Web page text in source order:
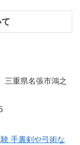
名張市鴻之
手裏剣や弓術な